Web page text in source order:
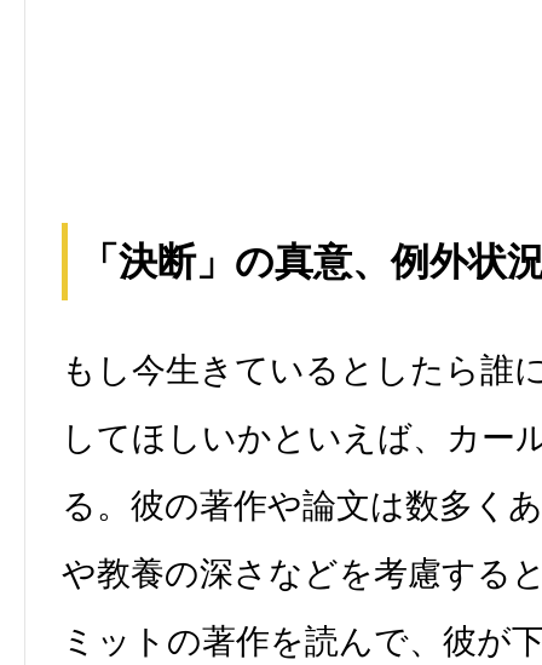
「決断」の真意、例外状
もし今生きているとしたら誰
してほしいかといえば、カー
る。彼の著作や論文は数多く
や教養の深さなどを考慮する
ミットの著作を読んで、彼が